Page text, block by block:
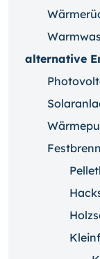
alternative